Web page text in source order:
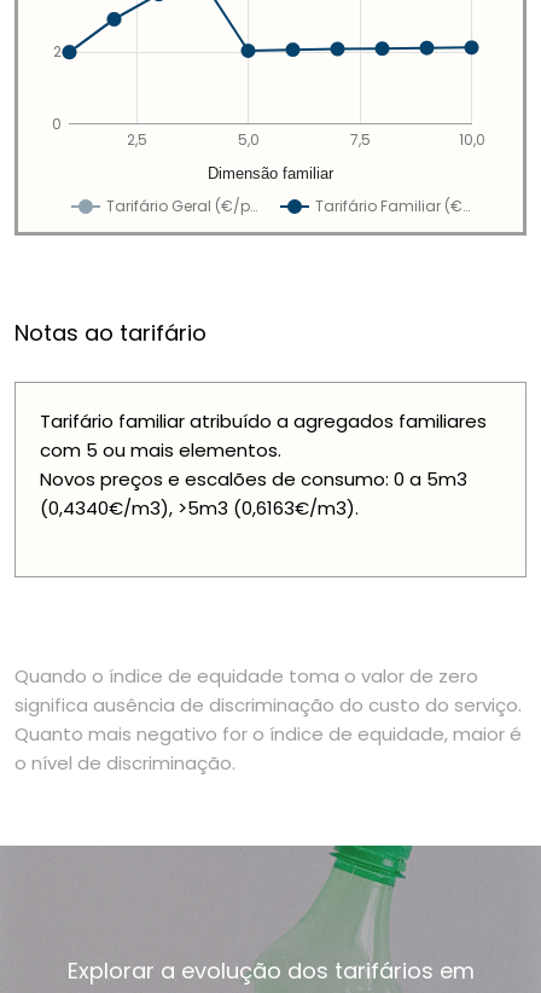
Tarifário Geral (€/p… Tarifário Familiar (€…
2,5 5,0 7,5 10,0
0
2
Dimensão familiar
Notas ao tarifário
Tarifário familiar atribuído a agregados familiares
com 5 ou mais elementos.
Novos preços e escalões de consumo: 0 a 5m3
(0,4340€/m3), >5m3 (0,6163€/m3).
Quando o índice de equidade toma o valor de zero
significa ausência de discriminação do custo do serviço.
Quanto mais negativo for o índice de equidade, maior é
o nível de discriminação.
Explorar a evolução dos tarifários em